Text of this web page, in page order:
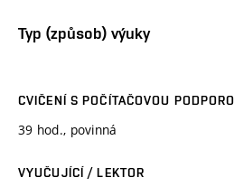
Typ (způsob) výuky
CVIČENÍ S POČÍTAČOVOU
39 hod., povinná
VYUČUJÍCÍ / LEKTOR